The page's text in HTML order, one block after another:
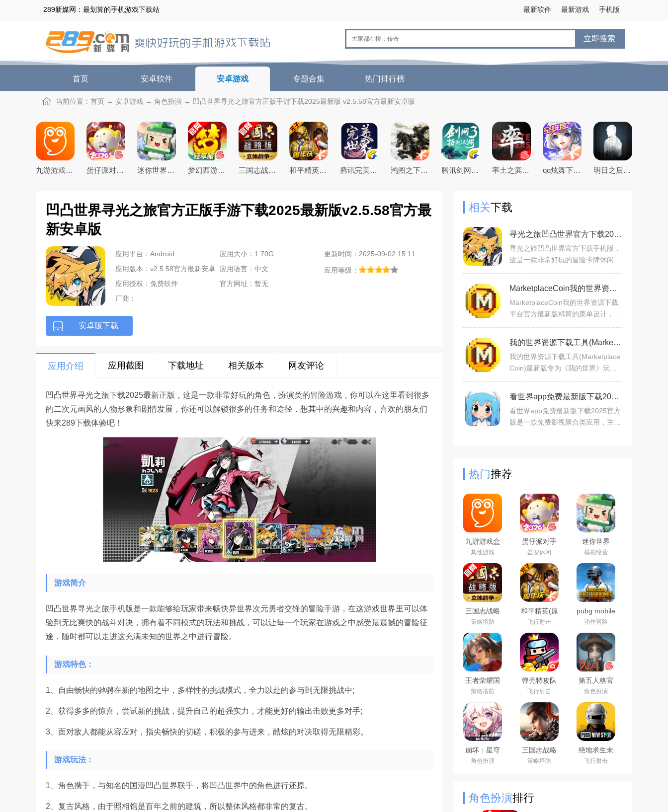
289新媒网：最划算的手机游戏下载站 手机版
最新游戏
最新软件
立即搜索
首页 安卓软件 安卓游戏 专题合集 热门排行榜
当前位置： 首页 → 安卓游戏 → 角色扮演 → 凹凸世界寻光之旅官方正版手游下载2025最新版 v2.5.58官方最新安卓版
九游游戏盒子app2026最新版 蛋仔派对手游(猫和老鼠联动返场)下载官方正版 迷你世界2026最新官方版 梦幻西游手游下载2026最新版 三国志战略版2026官方最新版 和平精英(原刺激战场)官方最新版 腾讯完美世界手游 鸿图之下腾讯游戏正式版 腾讯剑网3指尖江湖手游 率土之滨手游下载2026最新版本 qq炫舞下载2026最新版 明日之后官方手游版
凹凸世界寻光之旅官方正版手游下载2025最新版v2.5.58官方最
新安卓版
应用平台：Android 应用大小：1.70G
更新时间：2025-09-02 15:11
应用版本：v2.5.58官方最新安卓
版
应用语言：中文
应用等级：
应用授权：免费软件
官方网址：暂无
厂商：
安卓版下载
应用介绍 应用截图 下载地址 相关版本 网友评论
凹凸世界寻光之旅下载2025最新正版，这是一款非常好玩的角色，扮演类的冒险游戏，你可以在这里看到很多
的二次元画风的人物形象和剧情发展，你还可以解锁很多的任务和途径，想其中的兴趣和内容，喜欢的朋友们
快来289下载体验吧！
游戏简介
凹凸世界寻光之旅手机版是一款能够给玩家带来畅快异世界次元勇者交锋的冒险手游，在这游戏世界里可以体
验到无比爽快的战斗对决，拥有着不同模式的玩法和挑战，可以让每一个玩家在游戏之中感受最震撼的冒险征
途，随时都可以走进这充满未知的世界之中进行冒险。
游戏特色：
1、自由畅快的驰骋在新的地图之中，多样性的挑战模式，全力以赴的参与到无限挑战中;
2、获得多多的惊喜，尝试新的挑战，提升自己的超强实力，才能更好的输出击败更多对手;
3、面对敌人都能从容应对，指尖畅快的切磋，积极的参与进来，酷炫的对决取得无限精彩。
游戏玩法：
1、角色携手，与知名的国漫凹凸世界联手，将凹凸世界中的角色进行还原。
2、复古风格，由于照相馆是百年之前的建筑，所以整体风格都非常的复古。
相关下载
寻光之旅凹凸世界官方下载2025手机版v2.5.58安卓版
寻光之旅凹凸世界官方下载手机版，
这是一款非常好玩的冒险卡牌休闲类
造都是非常的丰富和高清，的，玩家
还可以获得各种自由探索
MarketplaceCoin我的世界资源下载平台官方最新版v1.0.0免费安卓版
MarketplaceCoin我的世界资源下载
平台官方最新版精简的菜单设计，让
享受无忧游戏时光。丰富的辅助功
能，如动态管理、命运调整，
我的世界资源下载工具(MarketplaceCoin)最新版下载v1.0.0安卓版
我的世界资源下载工具(Marketplace
Coin)最新版专为《我的世界》玩家
的模组获取功能，能让玩家快速找到
并下载各类趣味模组。新手
看世界app免费最新版下载2025官方版v3.3.3安卓免费版
看世界app免费最新版下载2025官方
版是一款免费影视聚合类应用，主要
热门推荐
九游游戏盒
子app2026
最新版
其他游戏
蛋仔派对手
游(猫和老鼠
联动返场)下
载官方正版
益智休闲
迷你世界
2026最新官
方版
模拟经营
三国志战略
版2026官方
最新版
策略塔防
和平精英(原
刺激战场)官
方最新版
飞行射击
pubg mobile
绝地求生国
际服官方下
载2026最新
版本
动作冒险
王者荣耀国
际服下载
2026官方手
机版
（Honor of
Kings）
策略塔防
弹壳特攻队
手游(新赛
季)下载
2026最新版
飞行射击
第五人格官
服网易安卓
客户端
角色扮演
崩坏：星穹
铁道官方手
游下载安卓
角色扮演
三国志战略
版安卓灵犀
客户端3D最
策略塔防
绝地求生未
来之役手游
国际服下载
飞行射击
角色扮演排行